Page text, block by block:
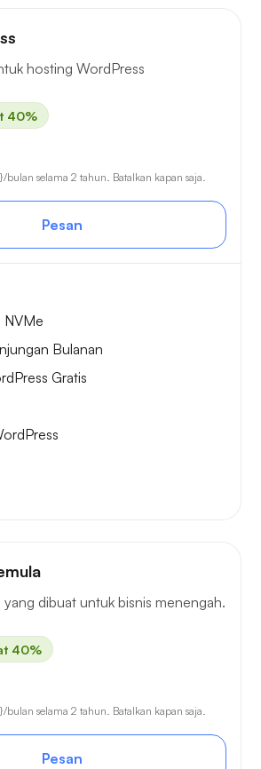
hosting WordPress
40%
bulan selama 2 tahun. Batalkan kapan saja.
Pesan
NVMe
Bulanan
Gratis
dibuat untuk bisnis menengah.
40%
bulan selama 2 tahun. Batalkan kapan saja.
Pesan